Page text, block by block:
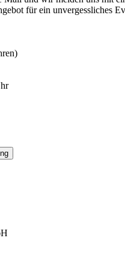
für ein unvergessliches